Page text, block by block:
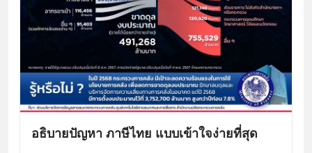
อธิบายปัญหา ภาษีไทย แบบเข้าใจง่ายที่สุด